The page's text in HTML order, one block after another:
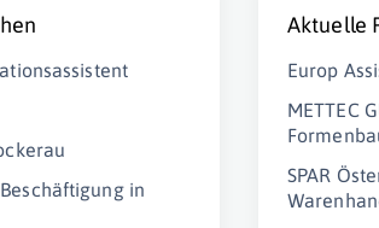
in
Aktuelle
Europ
METTEC
SPAR